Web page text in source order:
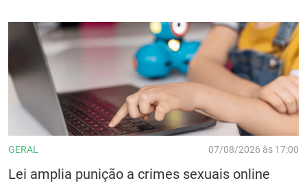
GERAL 07/08/2026 às 17:00
Lei amplia punição a crimes sexuais online